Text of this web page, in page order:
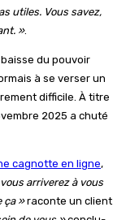
utiles. Vous savez,
».
du pouvoir
à se verser un
difficile. À titre
2025 a chuté
cagnotte en ligne,
arriverez à vous
ça »raconte un client